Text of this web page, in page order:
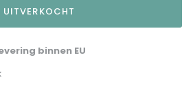
UITVERKOCHT
binnen EU